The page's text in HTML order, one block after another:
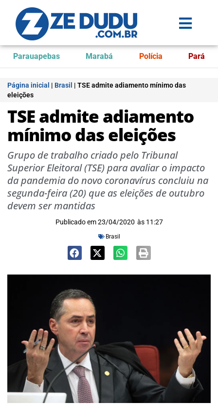
Parauapebas Marabá Polícia Pará
Página inicial | Brasil | TSE admite adiamento mínimo das
eleições
TSE admite adiamento
mínimo das eleições
Grupo de trabalho criado pelo Tribunal
Superior Eleitoral (TSE) para avaliar o impacto
da pandemia do novo coronavírus concluiu na
segunda-feira (20) que as eleições de outubro
devem ser mantidas
Publicado em 23/04/2020 às 11:27
Brasil